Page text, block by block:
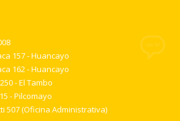
157 - Huancayo
162 - Huancayo
- El Tambo
- Pilcomayo
507 (Oficina Administrativa)